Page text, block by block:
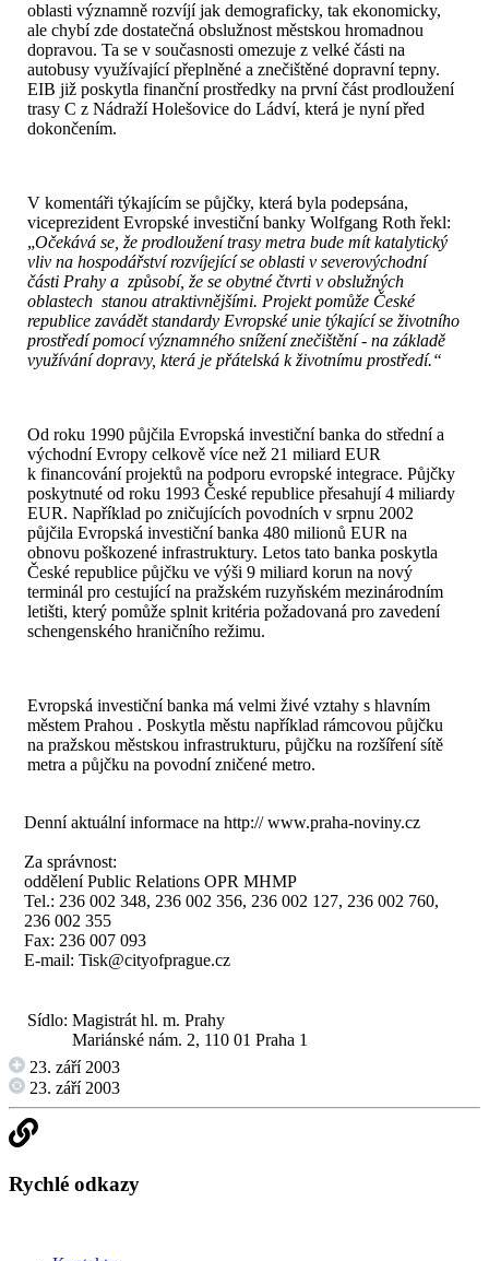
oblasti významně rozvíjí jak demograficky, tak ekonomicky,
ale chybí zde dostatečná obslužnost městskou hromadnou
dopravou. Ta se v současnosti omezuje z velké části na
autobusy využívající přeplněné a znečištěné dopravní tepny.
EIB již poskytla finanční prostředky na první část prodloužení
trasy C z Nádraží Holešovice do Ládví, která je nyní před
dokončením.
V komentáři týkajícím se půjčky, která byla podepsána,
viceprezident Evropské investiční banky Wolfgang Roth řekl:
„Očekává se, že prodloužení trasy metra bude mít katalytický
vliv na hospodářství rozvíjející se oblasti v severovýchodní
části Prahy a způsobí, že se obytné čtvrti v obslužných
oblastech stanou atraktivnějšími. Projekt pomůže České
republice zavádět standardy Evropské unie týkající se životního
prostředí pomocí významného snížení znečištění - na základě
využívání dopravy, která je přátelská k životnímu prostředí.“
Od roku 1990 půjčila Evropská investiční banka do střední a
východní Evropy celkově více než 21 miliard EUR
k financování projektů na podporu evropské integrace. Půjčky
poskytnuté od roku 1993 České republice přesahují 4 miliardy
EUR. Například po zničujících povodních v srpnu 2002
půjčila Evropská investiční banka 480 milionů EUR na
obnovu poškozené infrastruktury. Letos tato banka poskytla
České republice půjčku ve výši 9 miliard korun na nový
terminál pro cestující na pražském ruzyňském mezinárodním
letišti, který pomůže splnit kritéria požadovaná pro zavedení
schengenského hraničního režimu.
Evropská investiční banka má velmi živé vztahy s hlavním
městem Prahou . Poskytla městu například rámcovou půjčku
na pražskou městskou infrastrukturu, půjčku na rozšíření sítě
metra a půjčku na povodní zničené metro.
Denní aktuální informace na http:// www.praha-noviny.cz
Za správnost:
oddělení Public Relations OPR MHMP
Tel.: 236 002 348, 236 002 356, 236 002 127, 236 002 760,
236 002 355
Fax: 236 007 093
E-mail: Tisk@cityofprague.cz
Sídlo: Magistrát hl. m. Prahy
Mariánské nám. 2, 110 01 Praha 1
23. září 2003
23. září 2003
Rychlé odkazy